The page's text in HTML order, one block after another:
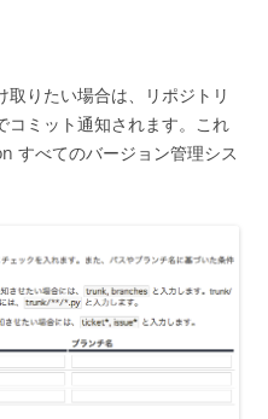
取りたい場合は、リポジトリ
コミット通知されます。これ
べてのバージョン管理シス